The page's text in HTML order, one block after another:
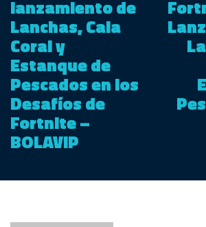
lanzamiento de
Lanchas, Cala
Coral y
Estanque de
Pescados en los
Desafíos de
Fortnite –
BOLAVIP